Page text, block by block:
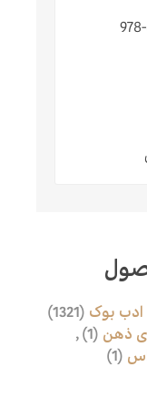
ادب بوک (1321)
ذهن (1)
,
(1)